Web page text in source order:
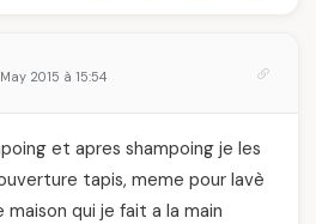
2015 à 15:54
et apres shampoing je les
tapis, meme pour lavè
qui je fait a la main